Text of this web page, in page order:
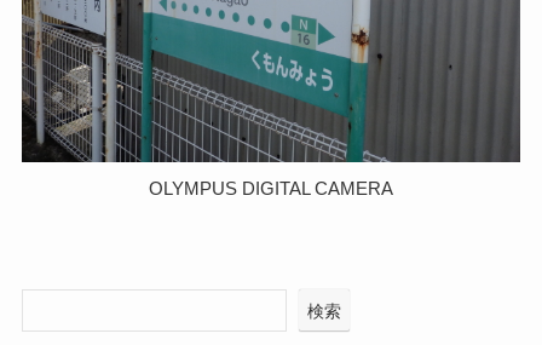
OLYMPUS DIGITAL CAMERA
検索